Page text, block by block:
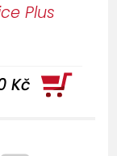
Plus
Kč